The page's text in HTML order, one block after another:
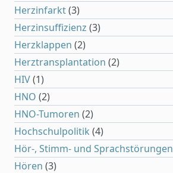
Herzinfarkt(3)
Herzinsuffizienz (3)
Herzklappen (2)
Herztransplantation (2)
HIV(1)
HNO (2)
HNO-Tumoren (2)
Hochschulpolitik (4)
Hör-, Stimm- und Sprachstörungen
Hören (3)